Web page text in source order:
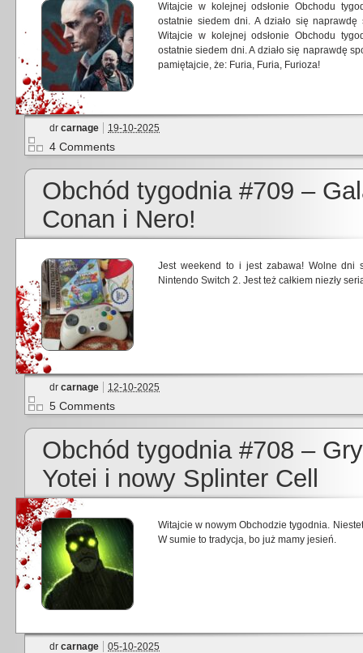
Witajcie w kolejnej odsłonie Obchodu
ostatnie siedem dni. A działo się
Witajcie w kolejnej odsłonie Obchodu
ostatnie siedem dni. A działo się naprawdę
pamiętajcie, że: Furia, Furia, Furioza!
dr carnage 19-10-2025
4 Comments
Obchód tygodnia #709 –
Conan i Nero!
Jest weekend to i jest zabawa! Wolne dni
Nintendo Switch 2. Jest też całkiem niezły
dr carnage 12-10-2025
5 Comments
Obchód tygodnia #708 –
Yotei i nowy Splinter Cell
Witajcie w nowym Obchodzie tygodnia.
W sumie to tradycja, bo już mamy jesień.
dr carnage 05-10-2025